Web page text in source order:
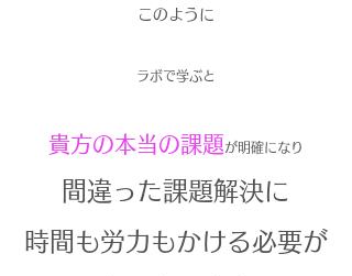
このように
ラボで学ぶと
貴方の本当の課題が明確になり
間違った課題解決に
時間も労力もかける必要が